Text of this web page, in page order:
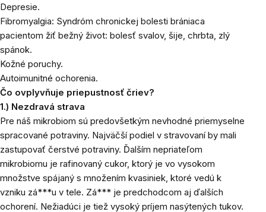
Depresie.
Fibromyalgia: Syndróm chronickej bolesti brániaca
pacientom žiť bežný život: bolesť svalov, šije, chrbta, zlý
spánok.
Kožné poruchy.
Autoimunitné ochorenia.
Čo ovplyvňuje priepustnosť čriev?
1.) Nezdravá strava
Pre náš mikrobiom sú predovšetkým nevhodné priemyselne
spracované potraviny. Najväčší podiel v stravovaní by mali
zastupovať čerstvé potraviny. Ďalším nepriateľom
mikrobiomu je rafinovaný cukor, ktorý je vo vysokom
množstve spájaný s množením kvasiniek, ktoré vedú k
vzniku zá***u v tele. Zá*** je predchodcom aj ďalších
ochorení. Nežiadúci je tiež vysoký príjem nasýtených tukov.